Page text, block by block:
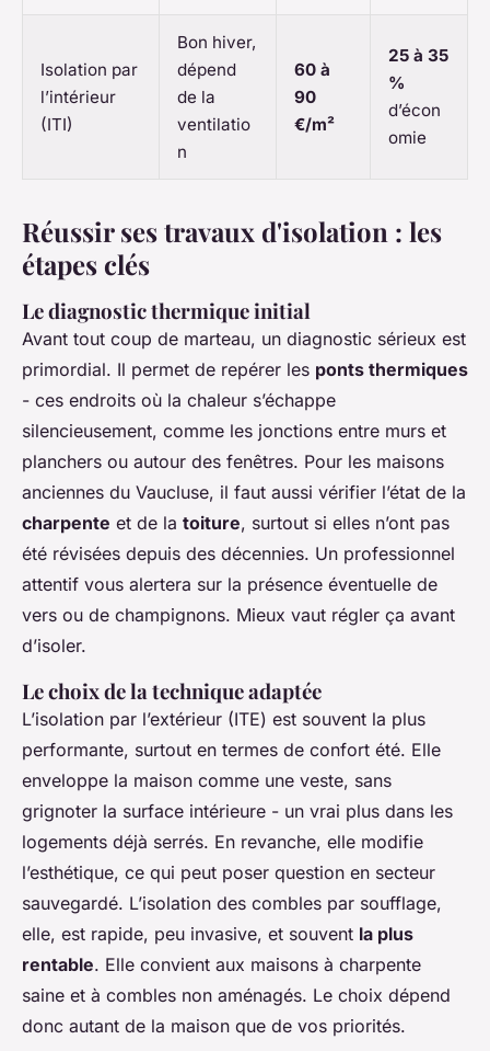
Isolation par
l’intérieur
(ITI)
Bon hiver,
dépend
de la
ventilatio
n
60 à
90
€/m²
25 à 35
%
d’écon
omie
Réussir ses travaux d'isolation : les
étapes clés
Le diagnostic thermique initial
Avant tout coup de marteau, un diagnostic sérieux est
primordial. Il permet de repérer les ponts thermiques
- ces endroits où la chaleur s’échappe
silencieusement, comme les jonctions entre murs et
planchers ou autour des fenêtres. Pour les maisons
anciennes du Vaucluse, il faut aussi vérifier l’état de la
charpente et de la toiture, surtout si elles n’ont pas
été révisées depuis des décennies. Un professionnel
attentif vous alertera sur la présence éventuelle de
vers ou de champignons. Mieux vaut régler ça avant
d’isoler.
Le choix de la technique adaptée
L’isolation par l’extérieur (ITE) est souvent la plus
performante, surtout en termes de confort été. Elle
enveloppe la maison comme une veste, sans
grignoter la surface intérieure - un vrai plus dans les
logements déjà serrés. En revanche, elle modifie
l’esthétique, ce qui peut poser question en secteur
sauvegardé. L’isolation des combles par soufflage,
elle, est rapide, peu invasive, et souvent la plus
rentable. Elle convient aux maisons à charpente
saine et à combles non aménagés. Le choix dépend
donc autant de la maison que de vos priorités.